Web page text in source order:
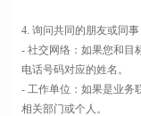
4. 询问共同的朋友或同事
- 社交网络：如果您和目
电话号码对应的姓名。
- 工作单位：如果是业务
相关部门或个人。